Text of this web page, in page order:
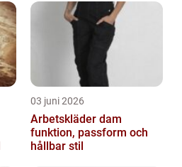
03 juni 2026
Arbetskläder dam
funktion, passform och
hållbar stil